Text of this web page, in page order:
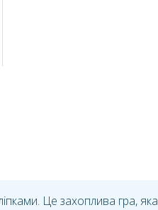
Це захоплива гра, яка